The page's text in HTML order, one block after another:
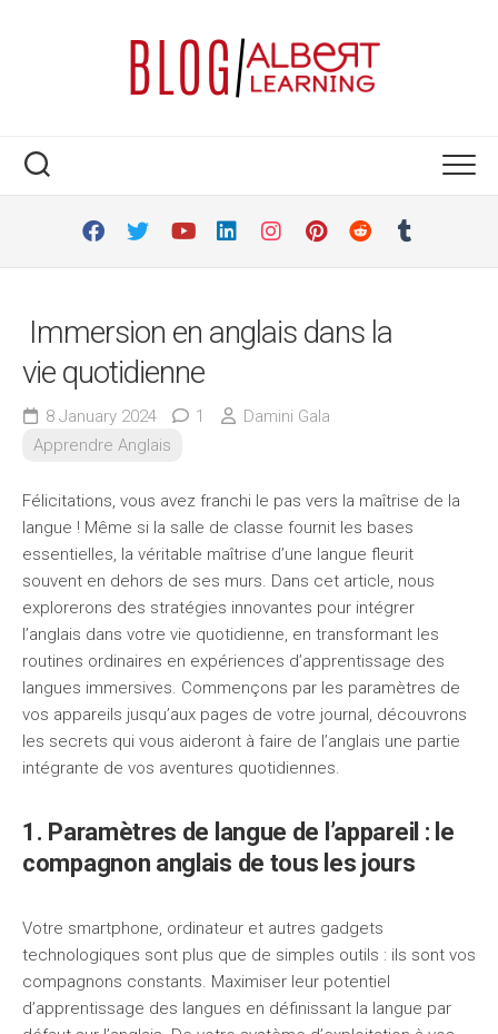
Immersion en anglais dans la
vie quotidienne
8 January 2024 1
Damini Gala
Apprendre Anglais
Félicitations, vous avez franchi le pas vers la maîtrise de la
langue ! Même si la salle de classe fournit les bases
essentielles, la véritable maîtrise d’une langue fleurit
souvent en dehors de ses murs. Dans cet article, nous
explorerons des stratégies innovantes pour intégrer
l’anglais dans votre vie quotidienne, en transformant les
routines ordinaires en expériences d’apprentissage des
langues immersives. Commençons par les paramètres de
vos appareils jusqu’aux pages de votre journal, découvrons
les secrets qui vous aideront à faire de l’anglais une partie
intégrante de vos aventures quotidiennes.
1. Paramètres de langue de l’appareil : le
compagnon anglais de tous les jours
Votre smartphone, ordinateur et autres gadgets
technologiques sont plus que de simples outils : ils sont vos
compagnons constants. Maximiser leur potentiel
d’apprentissage des langues en définissant la langue par